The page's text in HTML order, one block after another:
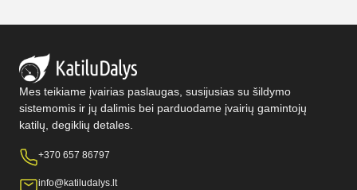
Mes teikiame įvairias paslaugas, susijusias su šildymo
sistemomis ir jų dalimis bei parduodame įvairių gamintojų
katilų, degiklių detales.
+370 657 86797
info@katiludalys.lt